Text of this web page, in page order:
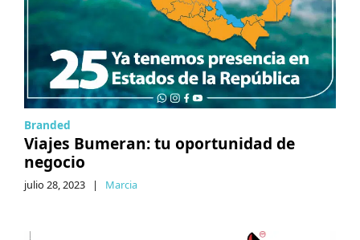
Branded
Viajes Bumeran: tu oportunidad de
negocio
julio 28, 2023 | Marcia